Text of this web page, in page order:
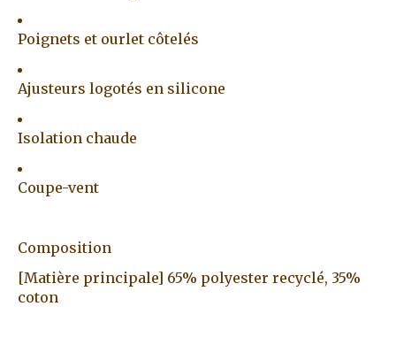
Poignets et ourlet côtelés
Ajusteurs logotés en silicone
Isolation chaude
Coupe-vent
Composition
[Matière principale] 65% polyester recyclé, 35%
coton